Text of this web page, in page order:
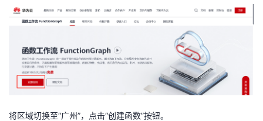
程
认
证
的
实
验
我
的
收
支
持
声
建
议
将区域切换至“广州”，点击“创建函数”按钮。